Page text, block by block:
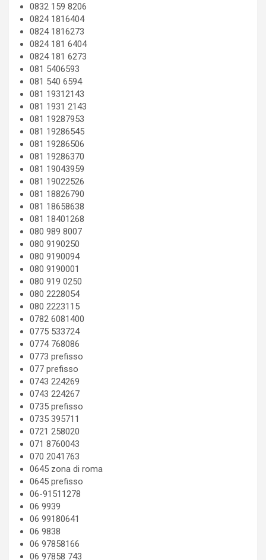
0832 159 8206
0824 1816404
0824 1816273
0824 181 6404
0824 181 6273
081 5406593
081 540 6594
081 19312143
081 1931 2143
081 19287953
081 19286545
081 19286506
081 19286370
081 19043959
081 19022526
081 18826790
081 18658638
081 18401268
080 989 8007
080 9190250
080 9190094
080 9190001
080 919 0250
080 2228054
080 2223115
0782 6081400
0775 533724
0774 768086
0773 prefisso
077 prefisso
0743 224269
0743 224267
0735 prefisso
0735 395711
0721 258020
071 8760043
070 2041763
0645 zona di roma
0645 prefisso
06-91511278
06 9939
06 99180641
06 9838
06 97858166
06 97858 743